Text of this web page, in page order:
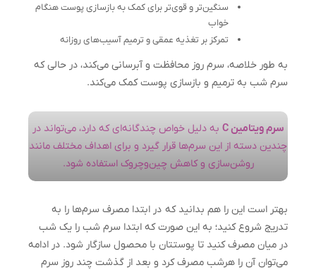
سنگین‌تر و قوی‌تر برای کمک به بازسازی پوست هنگام
خواب
تمرکز بر تغذیه عمقی و ترمیم آسیب‌های روزانه
به طور خلاصه، سرم روز محافظت و آبرسانی می‌کند، در حالی که
سرم شب به ترمیم و بازسازی پوست کمک می‌کند.
سرم ویتامین C
به دلیل خواص چندگانه‌ای که دارد، می‌تواند در
چندین دسته از این سرم‌ها قرار گیرد و برای اهداف مختلف مانند
روشن‌سازی و کاهش چین‌وچروک استفاده شود.
بهتر است این را هم بدانید که در ابتدا مصرف سرم‌ها را به
تدریج شروع کنید؛ به این صورت که ابتدا سرم شب را یک شب
در میان مصرف کنید تا پوستتان با محصول سازگار شود. در ادامه
می‌توان آن را هرشب مصرف کرد و بعد از گذشت چند روز سرم